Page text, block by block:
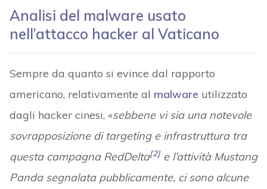
Analisi del malware usato
nell’attacco hacker al Vaticano
Sempre da quanto si evince dal rapporto
americano, relativamente al malware utilizzato
dagli hacker cinesi, «sebbene vi sia una notevole
sovrapposizione di targeting e infrastruttura tra
questa campagna RedDelta[2]e l’attività Mustang
Panda segnalata pubblicamente, ci sono alcune